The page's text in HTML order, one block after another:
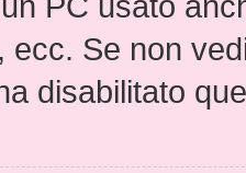
ecc. Se non
disabilitato